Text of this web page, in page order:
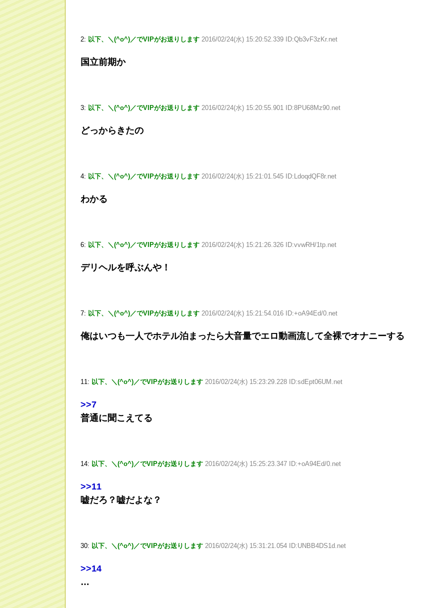
2: 以下、＼(^o^)／でVIPがお送りします 2016/02/24(水) 15:20:52.339 ID:Qb3vF3zKr.net
国立前期か
3: 以下、＼(^o^)／でVIPがお送りします 2016/02/24(水) 15:20:55.901 ID:8PU68Mz90.net
どっからきたの
4: 以下、＼(^o^)／でVIPがお送りします 2016/02/24(水) 15:21:01.545 ID:LdoqdQF8r.net
わかる
6: 以下、＼(^o^)／でVIPがお送りします 2016/02/24(水) 15:21:26.326 ID:vvwRH/1tp.net
デリヘルを呼ぶんや！
7: 以下、＼(^o^)／でVIPがお送りします 2016/02/24(水) 15:21:54.016 ID:+oA94Ed/0.net
俺はいつも一人でホテル泊まったら大音量でエロ動画流して全裸でオナニーする
11: 以下、＼(^o^)／でVIPがお送りします 2016/02/24(水) 15:23:29.228 ID:sdEpt06UM.net
>>7
普通に聞こえてる
14: 以下、＼(^o^)／でVIPがお送りします 2016/02/24(水) 15:25:23.347 ID:+oA94Ed/0.net
>>11
嘘だろ？嘘だよな？
30: 以下、＼(^o^)／でVIPがお送りします 2016/02/24(水) 15:31:21.054 ID:UNBB4DS1d.net
>>14
…